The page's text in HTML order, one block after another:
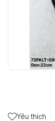
Yêu thích